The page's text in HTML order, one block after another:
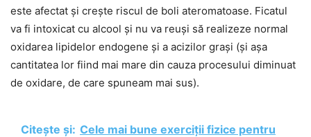
este afectat și crește riscul de boli ateromatoase. Ficatul
va fi intoxicat cu alcool și nu va reuși să realizeze normal
oxidarea lipidelor endogene și a acizilor grași (și așa
cantitatea lor fiind mai mare din cauza procesului diminuat
de oxidare, de care spuneam mai sus).
Citește și: Cele mai bune exerciții fizice pentru